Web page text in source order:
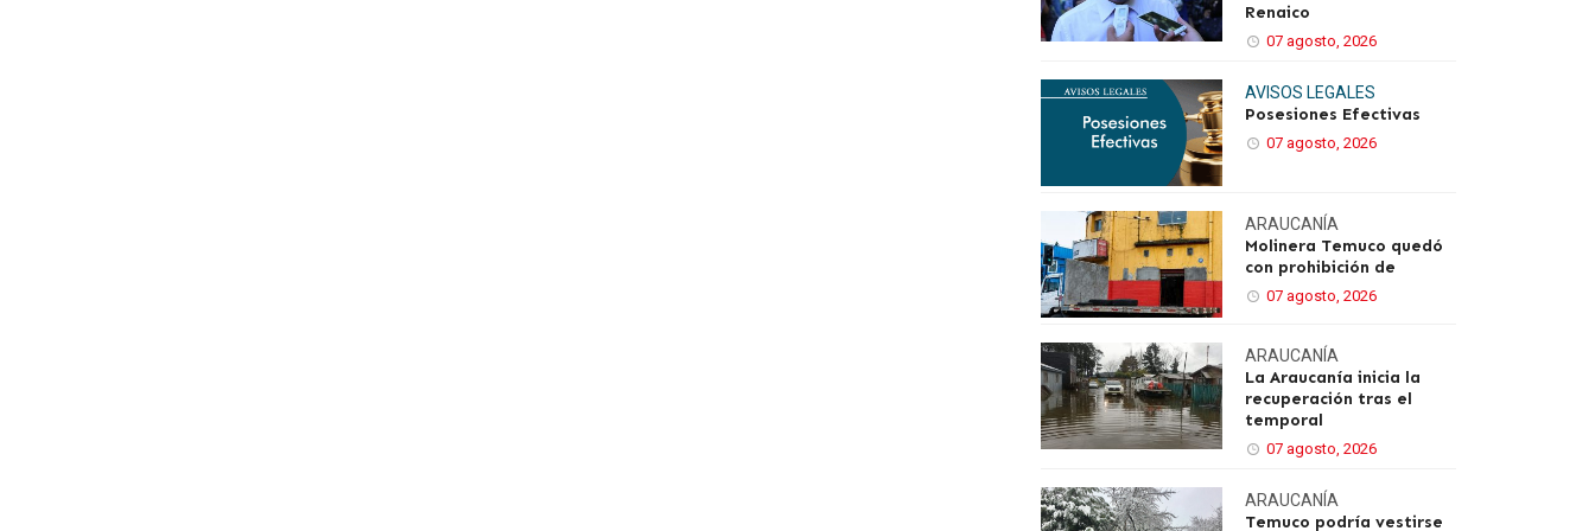
Renaico
07 agosto, 2026
AVISOS LEGALES
Posesiones Efectivas
07 agosto, 2026
ARAUCANÍA
Molinera Temuco quedó
con prohibición de
07 agosto, 2026
ARAUCANÍA
La Araucanía inicia la
recuperación tras el
temporal
07 agosto, 2026
ARAUCANÍA
Temuco podría vestirse